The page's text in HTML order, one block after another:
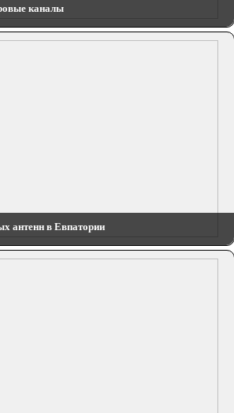
каналы
антенн в Евпатории